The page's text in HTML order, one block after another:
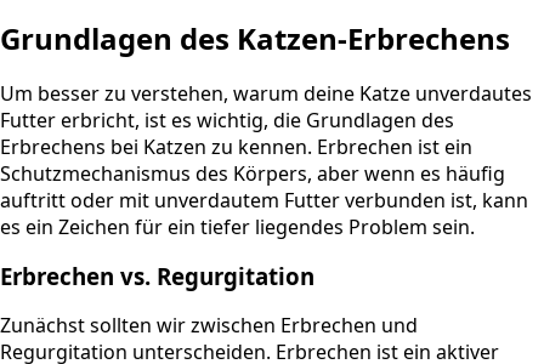
Grundlagen des Katzen-Erbrechens
Um besser zu verstehen, warum deine Katze unverdautes
Futter erbricht, ist es wichtig, die Grundlagen des
Erbrechens bei Katzen zu kennen. Erbrechen ist ein
Schutzmechanismus des Körpers, aber wenn es häufig
auftritt oder mit unverdautem Futter verbunden ist, kann
es ein Zeichen für ein tiefer liegendes Problem sein.
Erbrechen vs. Regurgitation
Zunächst sollten wir zwischen Erbrechen und
Regurgitation unterscheiden. Erbrechen ist ein aktiver